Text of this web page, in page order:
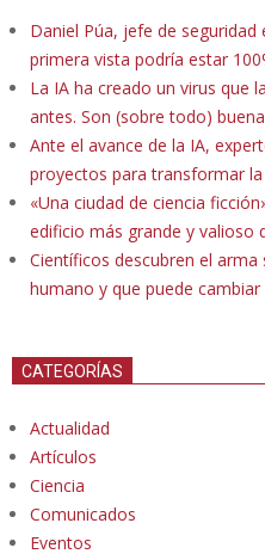
Daniel Púa, jefe de
primera vista podría estar
La IA ha creado un virus que
antes. Son (sobre todo)
Ante el avance de la IA,
proyectos para transformar
«Una ciudad de ciencia
edificio más grande y valioso
Científicos descubren el
humano y que puede
CATEGORÍAS
Actualidad
Artículos
Ciencia
Comunicados
Eventos